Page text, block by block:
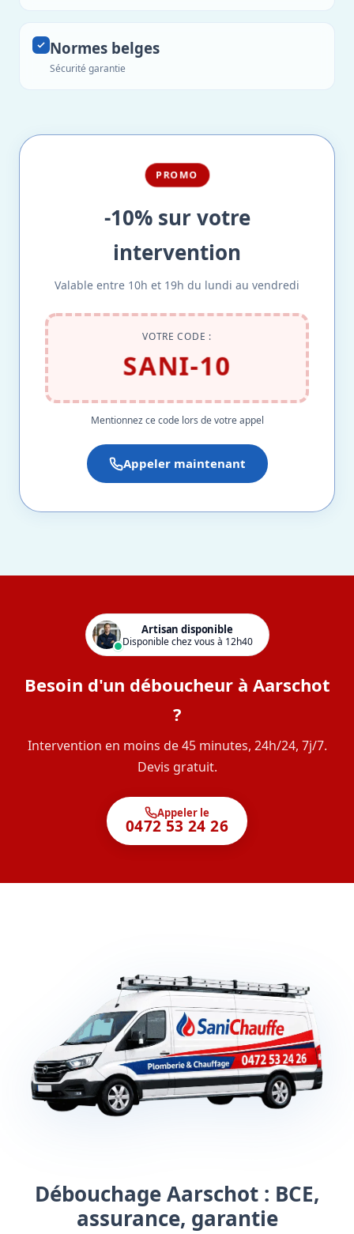
Normes belges
Sécurité garantie
PROMO
-10% sur votre
intervention
Valable entre 10h et 19h du lundi au vendredi
VOTRE CODE :
SANI-10
Mentionnez ce code lors de votre appel
Appeler maintenant
Artisan disponible
Disponible chez vous à 12h40
Besoin d'un déboucheur à Aarschot
?
Intervention en moins de 45 minutes, 24h/24, 7j/7.
Devis gratuit.
Appeler le
0472 53 24 26
Débouchage Aarschot : BCE,
assurance, garantie